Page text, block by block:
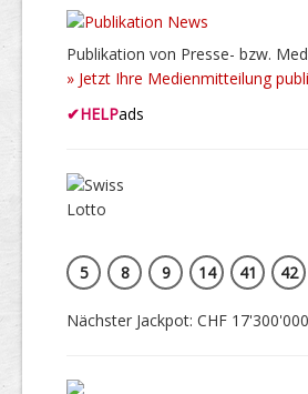
Publikation von Presse- bzw.
» Jetzt Ihre Medienmitteilung
✔HELPads
5
8 9 14 41 42
Nächster Jackpot: CHF 17'300'000